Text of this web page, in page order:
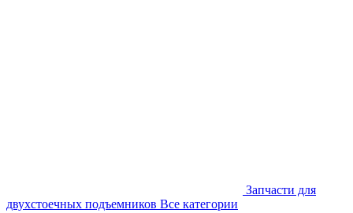
Запчасти для
двухстоечных подъемников Все категории